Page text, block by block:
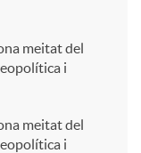
meitat del
i
meitat del
i